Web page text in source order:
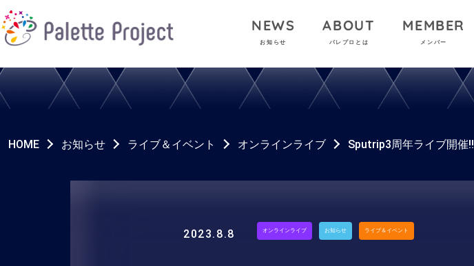
NEWS
お知らせ
ABOUT
パレプロとは
MEMBER
メンバー
HOME お知らせ ライブ＆イベント オンラインライブ Sputrip3周年ライブ開催!!
2023.8.8 オンラインライブ お知らせ ライブ＆イベント